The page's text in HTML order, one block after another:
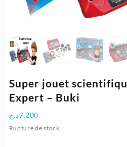
Super jouet
Expert – Buki
7.200د.ج
Rupture de stock